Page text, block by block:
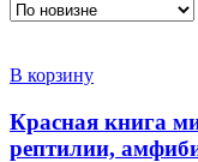
В корзину
Красная книга
рептилии,